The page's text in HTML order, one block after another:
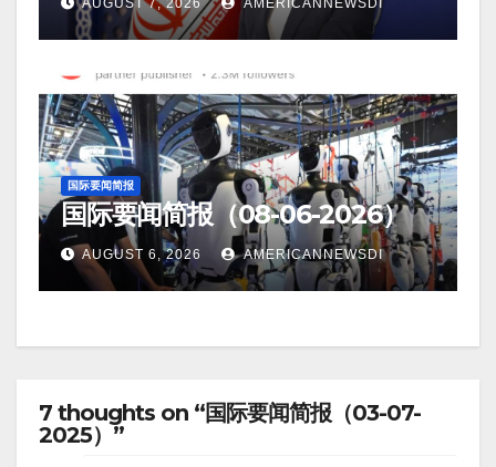
AUGUST 7, 2026 AMERICANNEWSDI
国际要闻简报
国际要闻简报（08-06-2026）
AUGUST 6, 2026 AMERICANNEWSDI
7 thoughts on “国际要闻简报（03-07-
2025）”